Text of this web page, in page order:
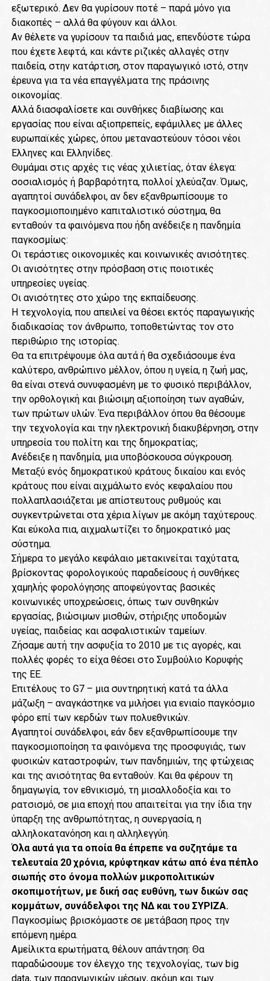
εξωτερικό. Δεν θα γυρίσουν ποτέ – παρά μόνο για
διακοπές – αλλά θα φύγουν και άλλοι.
Αν θέλετε να γυρίσουν τα παιδιά μας, επενδύστε τώρα
που έχετε λεφτά, και κάντε ριζικές αλλαγές στην
παιδεία, στην κατάρτιση, στον παραγωγικό ιστό, στην
έρευνα για τα νέα επαγγέλματα της πράσινης
οικονομίας.
Αλλά διασφαλίσετε και συνθήκες διαβίωσης και
εργασίας που είναι αξιοπρεπείς, εφάμιλλες με άλλες
ευρωπαϊκές χώρες, όπου μεταναστεύουν τόσοι νέοι
Έλληνες και Ελληνίδες.
Θυμάμαι στις αρχές τις νέας χιλιετίας, όταν έλεγα:
σοσιαλισμός ή βαρβαρότητα, πολλοί χλεύαζαν. Όμως,
αγαπητοί συνάδελφοι, αν δεν εξανθρωπίσουμε το
παγκοσμιοποιημένο καπιταλιστικό σύστημα, θα
ενταθούν τα φαινόμενα που ήδη ανέδειξε η πανδημία
παγκοσμίως:
Οι τεράστιες οικονομικές και κοινωνικές ανισότητες.
Οι ανισότητες στην πρόσβαση στις ποιοτικές
υπηρεσίες υγείας.
Οι ανισότητες στο χώρο της εκπαίδευσης.
Η τεχνολογία, που απειλεί να θέσει εκτός παραγωγικής
διαδικασίας τον άνθρωπο, τοποθετώντας τον στο
περιθώριο της ιστορίας.
Θα τα επιτρέψουμε όλα αυτά ή θα σχεδιάσουμε ένα
καλύτερο, ανθρώπινο μέλλον, όπου η υγεία, η ζωή μας,
θα είναι στενά συνυφασμένη με το φυσικό περιβάλλον,
την ορθολογική και βιώσιμη αξιοποίηση των αγαθών,
των πρώτων υλών. Ένα περιβάλλον όπου θα θέσουμε
την τεχνολογία και την ηλεκτρονική διακυβέρνηση, στην
υπηρεσία του πολίτη και της δημοκρατίας;
Ανέδειξε η πανδημία, μια υποβόσκουσα σύγκρουση.
Μεταξύ ενός δημοκρατικού κράτους δικαίου και ενός
κράτους που είναι αιχμάλωτο ενός κεφαλαίου που
πολλαπλασιάζεται με απίστευτους ρυθμούς και
συγκεντρώνεται στα χέρια λίγων με ακόμη ταχύτερους.
Και εύκολα πια, αιχμαλωτίζει το δημοκρατικό μας
σύστημα.
Σήμερα το μεγάλο κεφάλαιο μετακινείται ταχύτατα,
βρίσκοντας φορολογικούς παραδείσους ή συνθήκες
χαμηλής φορολόγησης αποφεύγοντας βασικές
κοινωνικές υποχρεώσεις, όπως των συνθηκών
εργασίας, βιώσιμων μισθών, στήριξης υποδομών
υγείας, παιδείας και ασφαλιστικών ταμείων.
Ζήσαμε αυτή την ασφυξία το 2010 με τις αγορές, και
πολλές φορές το είχα θέσει στο Συμβούλιο Κορυφής
της ΕΕ.
Επιτέλους το G7 – μια συντηρητική κατά τα άλλα
μάζωξη – αναγκάστηκε να μιλήσει για ενιαίο παγκόσμιο
φόρο επί των κερδών των πολυεθνικών.
Αγαπητοί συνάδελφοι, εάν δεν εξανθρωπίσουμε την
παγκοσμιοποίηση τα φαινόμενα της προσφυγιάς, των
φυσικών καταστροφών, των πανδημιών, της φτώχειας
και της ανισότητας θα ενταθούν. Και θα φέρουν τη
δημαγωγία, τον εθνικισμό, τη μισαλλοδοξία και το
ρατσισμό, σε μια εποχή που απαιτείται για την ίδια την
ύπαρξη της ανθρωπότητας, η συνεργασία, η
αλληλοκατανόηση και η αλληλεγγύη.
Όλα αυτά για τα οποία θα έπρεπε να συζητάμε τα
τελευταία 20 χρόνια, κρύφτηκαν κάτω από ένα πέπλο
σιωπής στο όνομα πολλών μικροπολιτικών
σκοπιμοτήτων, με δική σας ευθύνη, των δικών σας
κομμάτων, συνάδελφοι της ΝΔ και του ΣΥΡΙΖΑ.
Παγκοσμίως βρισκόμαστε σε μετάβαση προς την
επόμενη ημέρα.
Αμείλικτα ερωτήματα, θέλουν απάντηση: Θα
παραδώσουμε τον έλεγχο της τεχνολογίας, των big
data, των παραγωγικών μέσων, ακόμη και των